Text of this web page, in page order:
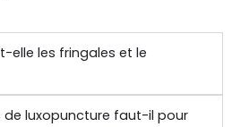
elle les fringales et le
luxopuncture faut-il pour